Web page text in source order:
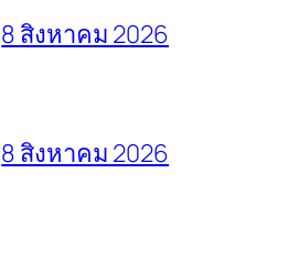
8 สิงหาคม 2026
8 สิงหาคม 2026